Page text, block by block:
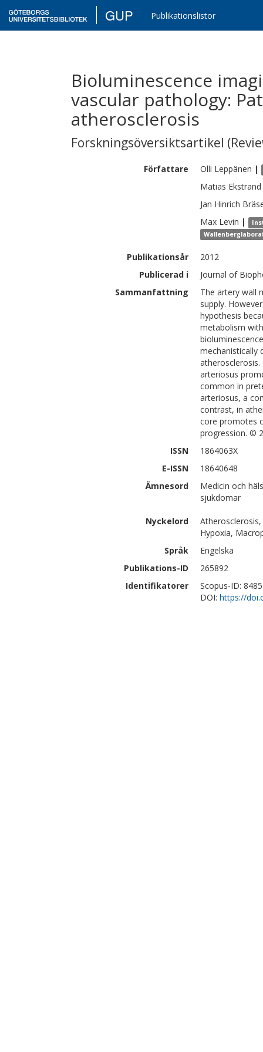
GUP Publikationslistor
Bioluminescence
vascular pathology:
atherosclerosis
Forskningsöversiktsartikel
Författare Olli Leppänen |
Matias Ekstrand
Jan Hinrich
Max Levin |
Publikationsår
2012
Publicerad i
Journal of
Sammanfattning
The artery wall
supply.
hypothesis
metabolism
mechanistically
arteriosus
common in
arteriosus, a
contrast, in
core promotes
progression. ©
ISSN
1864063X
E-ISSN
18640648
Ämnesord
Medicin och
sjukdomar
Nyckelord
Hypoxia,
Språk
Engelska
Publikations-ID
265892
Identifikatorer
Scopus-ID:
DOI: https://